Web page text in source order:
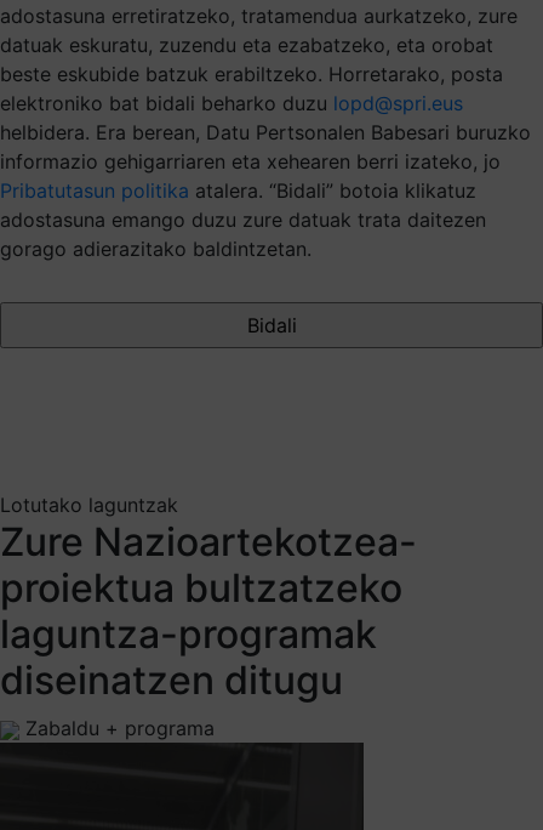
adostasuna erretiratzeko, tratamendua aurkatzeko, zure
datuak eskuratu, zuzendu eta ezabatzeko, eta orobat
beste eskubide batzuk erabiltzeko. Horretarako, posta
elektroniko bat bidali beharko duzu lopd@spri.eus
helbidera. Era berean, Datu Pertsonalen Babesari buruzko
informazio gehigarriaren eta xehearen berri izateko, jo
Pribatutasun politika atalera. “Bidali” botoia klikatuz
adostasuna emango duzu zure datuak trata daitezen
gorago adierazitako baldintzetan.
Lotutako laguntzak
Zure Nazioartekotzea-
proiektua bultzatzeko
laguntza-programak
diseinatzen ditugu
Zabaldu + programa